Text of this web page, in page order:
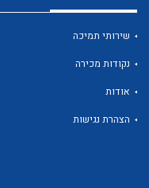
שירותי תמיכה
נקודות מכירה
אודות
הצהרת נגישות